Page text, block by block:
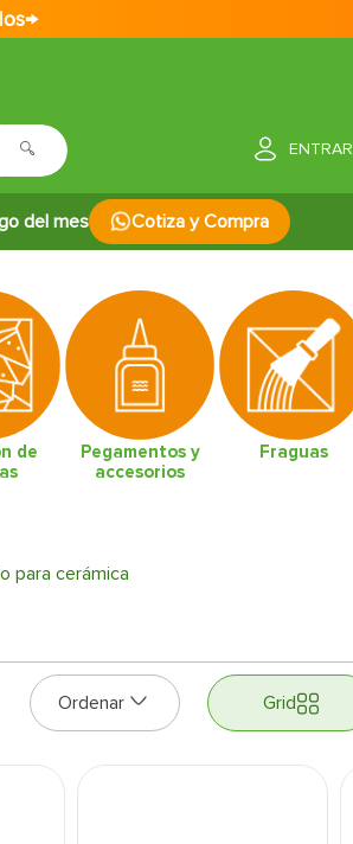
ENTRAR
del mes Cotiza y Compra
de
Pegamentos y
accesorios
Fraguas
para cerámica
Grid